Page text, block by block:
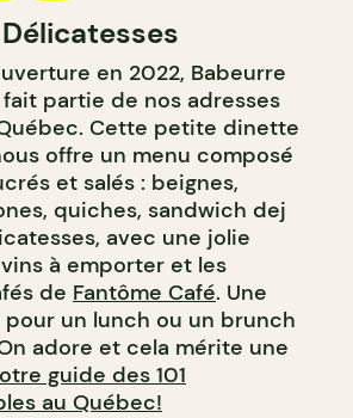
en 2022, Babeurre
partie de nos adresses
Cette petite dinette
offre un menu composé
et salés : beignes,
quiches, sandwich dej
avec une jolie
à emporter et les
de Fantôme Café. Une
un lunch ou un brunch
adore et cela mérite une
guide des 101
au Québec!